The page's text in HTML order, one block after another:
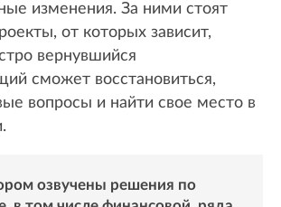
изменения. За ними стоят
от которых зависит,
вернувшийся
сможет восстановиться,
вопросы и найти свое место в
озвучены решения по